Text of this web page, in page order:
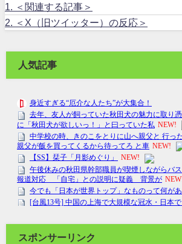
1.
＜関連する記事＞
2.
＜X（旧ツイッター）の反応＞
人気記事
スポンサーリンク